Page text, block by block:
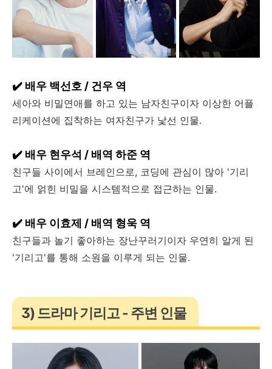
✔️ 배우 백선호 / 건우 역
세아와 비밀연애를 하고 있는 남자친구이자 이상한 어플
리케이션에 집착하는 여자친구가 낯선 인물.
✔️ 배우 현우석 / 배역 하준 역
친구들 사이에서 브레인으로, 코딩에 관심이 많아 '기리
고'에 얽힌 비밀을 시스템적으로 접근하는 인물.
✔️ 배우 이효제 / 배역 형욱 역
친구들과 놀기 좋아하는 장난꾸러기이자 우연히 알게 된
'기리고'를 통해 소원을 이루게 되는 인물.
3) 드라마 기리고 - 주변 인물